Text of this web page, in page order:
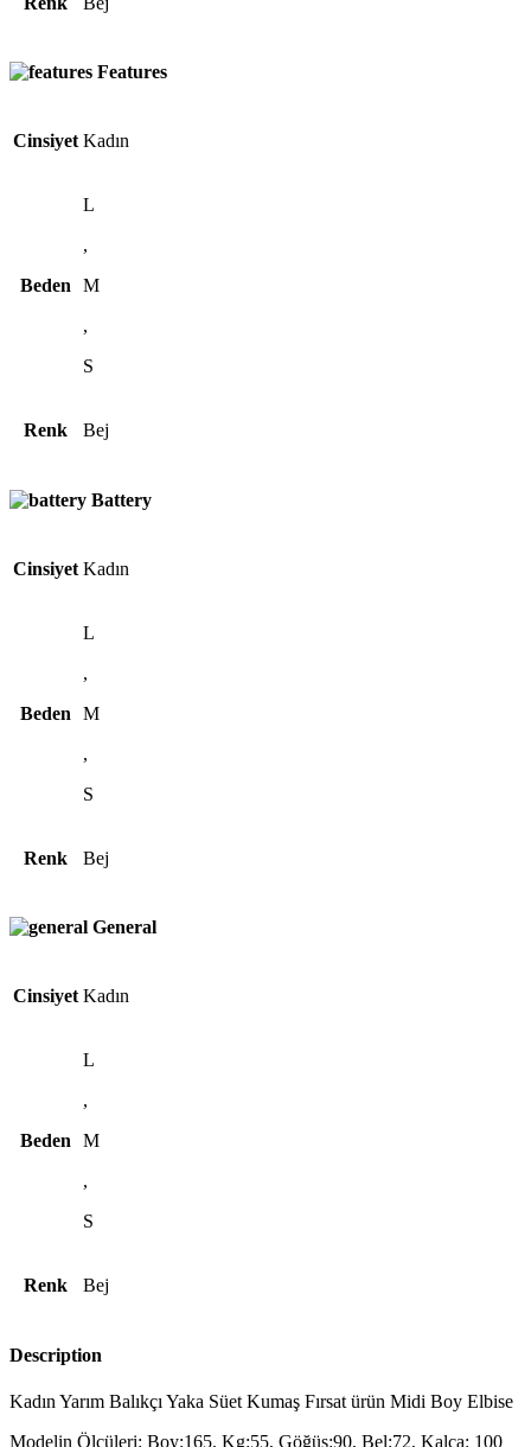
Features
Cinsiyet Kadın
Beden
L
,
M
,
S
Renk Bej
Battery
Cinsiyet Kadın
Beden
L
,
M
,
S
Renk Bej
General
Cinsiyet Kadın
Beden
L
,
M
,
S
Renk Bej
Description
Kadın Yarım Balıkçı Yaka Süet Kumaş Fırsat ürün Midi Boy Elbise
Modelin Ölçüleri: Boy:165, Kg:55, Göğüs:90, Bel:72, Kalça: 100